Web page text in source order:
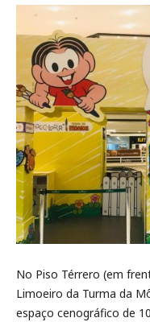
No Piso Térrero (em
Limoeiro da Turma da
espaço cenográfico de